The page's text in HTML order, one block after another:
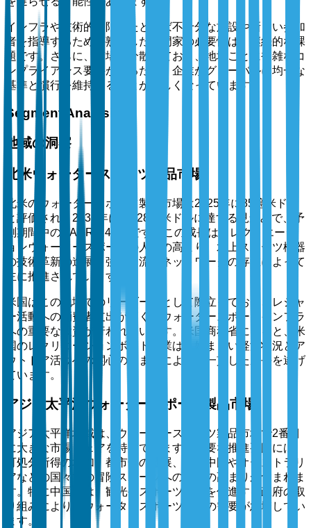
インフラや技術的制限、たとえば不十分な施設や新しい参加
者を指導するための熟練した専門家の必要性は、継続的な課
題です。さらに、市場は分散しており、地域ごとに複雑なコ
ンプライアンス要件があるため、企業がグローバルに均一な
基準と慣行を維持することが難しくなっています。
Segment Analysis
地域の洞察
北米ウォータースポーツ製品市場
北米のウォータースポーツ製品市場は2025年に85億米ドル
と評価され、2035年には128億米ドルに達する見込みで、予
測期間中のCAGRは4.2%です。この成長は、レクリエーシ
ョンウォータースポーツの人気の高まり、水上スポーツ機器
の技術革新の進展、強力な流通ネットワークの存在によって
主に推進されています。
米国はこの地域でのリーダー国として際立っており、レジャ
ー活動への消費者支出が高く、ウォータースポーツインフラ
への重要な投資が行われています。米国商務省によると、米
国のレクリエーションボート産業は、好ましい経済状況とア
ウトドア活動への関心の高まりにより、一貫した成長を遂げ
ています。
アジア太平洋ウォータースポーツ製品市場
アジア太平洋地域は、ウォータースポーツ製品市場で2番目
に大きな市場シェアを持っています。主要な推進要因には、
可処分所得の増加、都市化の進展、特に中国やオーストラリ
アなどの国々での冒険スポーツへの関心の高まりが含まれま
す。特に中国では、観光やスポーツ活動を促進する政府の取
り組みにより、ウォータースポーツ製品の需要が急増してい
ます。